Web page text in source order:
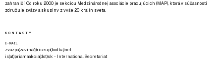
zahraničí. Od roku 2000 je sekciou Medzinárodnej asociácie pracujúcich (MAP), ktorá v súčasnosti
združuje zväzy a skupiny z vyše 20 krajín sveta.
KONTAKTY
E-MAIL
zvazpa(zavináč)riseup(bodka)net
is(at)priamaakcia(dot)sk - International Secretariat